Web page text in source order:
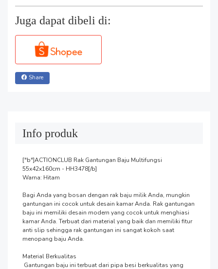
Juga dapat dibeli di:
Share
Info produk
["b"]ACTIONCLUB Rak Gantungan Baju Multifungsi
55x42x160cm - HH3478[/b]
Warna: Hitam
Bagi Anda yang bosan dengan rak baju milik Anda, mungkin
gantungan ini cocok untuk desain kamar Anda. Rak gantungan
baju ini memiliki desain modern yang cocok untuk menghiasi
kamar Anda. Terbuat dari material yang baik dan memiliki fitur
anti slip sehingga rak gantungan ini sangat kokoh saat
menopang baju Anda.
Material Berkualitas